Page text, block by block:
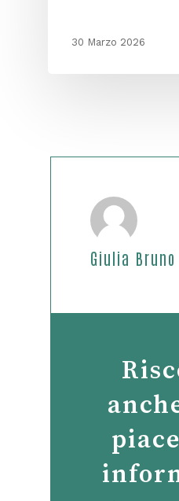
30 Marzo 2026
Giulia